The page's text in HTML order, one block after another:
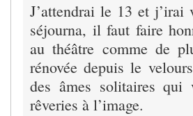
J’attendrai le 13 et
séjourna, il faut faire
au théâtre comme de
rénovée depuis le
des âmes solitaires qui
rêveries à l’image.